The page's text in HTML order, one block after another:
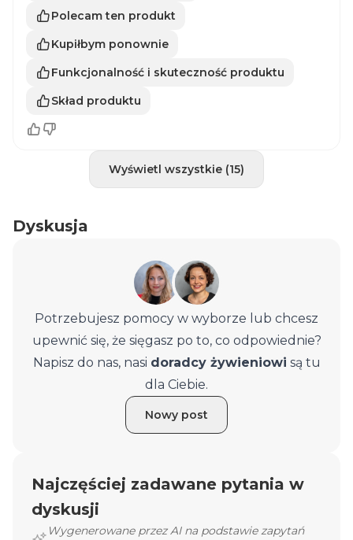
Polecam ten produkt
Kupiłbym ponownie
Funkcjonalność i skuteczność produktu
Skład produktu
Wyświetl wszystkie (15)
Dyskusja
Potrzebujesz pomocy w wyborze lub chcesz
upewnić się, że sięgasz po to, co odpowiednie?
Napisz do nas, nasi doradcy żywieniowi są tu
dla Ciebie.
Nowy post
Najczęściej zadawane pytania w
dyskusji
Wygenerowane przez AI na podstawie zapytań